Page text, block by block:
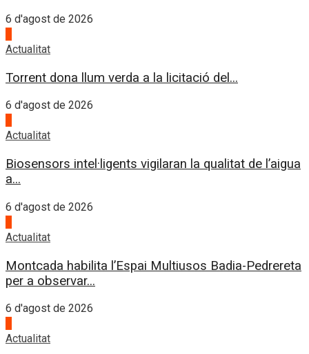
6 d'agost de 2026
Actualitat
Torrent dona llum verda a la licitació del...
6 d'agost de 2026
Actualitat
Biosensors intel·ligents vigilaran la qualitat de l’aigua
a...
6 d'agost de 2026
Actualitat
Montcada habilita l’Espai Multiusos Badia-Pedrereta
per a observar...
6 d'agost de 2026
Actualitat